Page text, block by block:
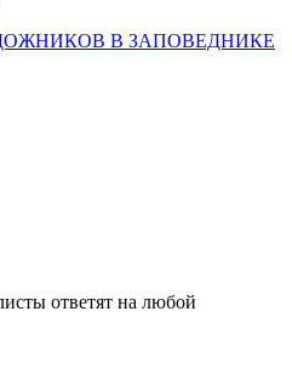
В ЗАПОВЕДНИКЕ
ответят на любой